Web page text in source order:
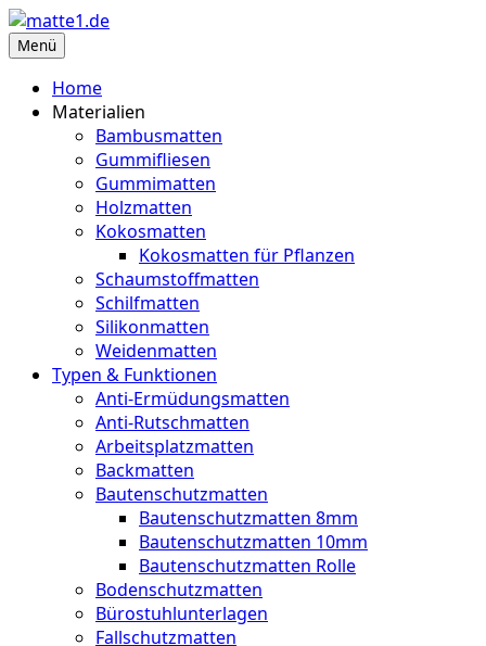
Zum
Inhalt
matte1.de
Deine Infoseite für Matten aller Art
Menü
Home
Materialien
Bambusmatten
Gummifliesen
Gummimatten
Holzmatten
Kokosmatten
Kokosmatten für Pflanzen
Schaumstoffmatten
Schilfmatten
Silikonmatten
Weidenmatten
Typen & Funktionen
Anti-Ermüdungsmatten
Anti-Rutschmatten
Arbeitsplatzmatten
Backmatten
Bautenschutzmatten
Bautenschutzmatten 8mm
Bautenschutzmatten 10mm
Bautenschutzmatten Rolle
Bodenschutzmatten
Bürostuhlunterlagen
Fallschutzmatten